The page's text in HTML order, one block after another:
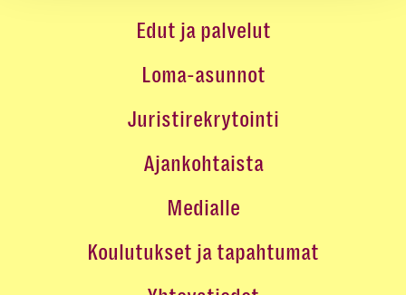
Edut ja palvelut
Loma-asunnot
Juristirekrytointi
Ajankohtaista
Medialle
Koulutukset ja tapahtumat